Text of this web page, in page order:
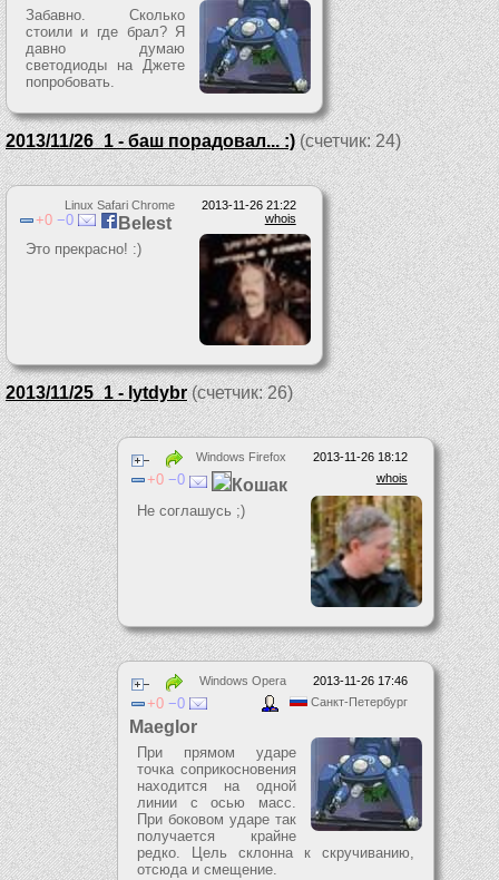
Забавно. Сколько
стоили и где брал? Я
давно думаю
светодиоды на Джете
попробовать.
2013/11/26_1 - баш порадовал... :)(счетчик: 24)
2013-11-26 21:22
Linux Safari Chrome
whois
0 0 Belest
Это прекрасно! :)
2013/11/25_1 - lytdybr(счетчик: 26)
2013-11-26 18:12
Windows Firefox
whois
0 0 Кошак
Не соглашусь ;)
2013-11-26 17:46
Windows Opera
Санкт-Петербург
0 0
Maeglor
При прямом ударе
точка соприкосновения
находится на одной
линии с осью масс.
При боковом ударе так
получается крайне
редко. Цель склонна к скручиванию,
отсюда и смещение.